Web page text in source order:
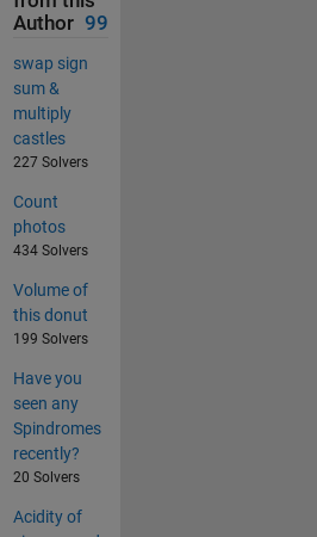
Author 99
swap sign
sum &
multiply
castles
227 Solvers
Count
photos
434 Solvers
Volume of
this donut
199 Solvers
Have you
seen any
Spindromes
recently?
20 Solvers
Acidity of